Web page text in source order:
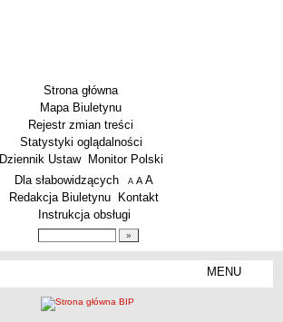
Strona główna
Mapa Biuletynu
Rejestr zmian treści
Statystyki oglądalności
Dziennik Ustaw
Monitor Polski
Menu dodatkowe
Dla słabowidzących A pomniejsz czcionkę
A standardowy rozmiar czcionki
A
Redakcja Biuletynu
Kontakt
Instrukcja obsługi
MENU